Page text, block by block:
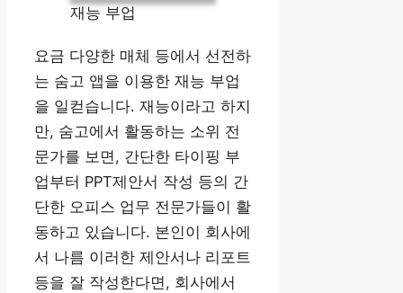
재능 부업
요금 다양한 매체 등에서 선전하
는 숨고 앱을 이용한 재능 부업
을 일컫습니다. 재능이라고 하지
만, 숨고에서 활동하는 소위 전
문가를 보면, 간단한 타이핑 부
업부터 PPT제안서 작성 등의 간
단한 오피스 업무 전문가들이 활
동하고 있습니다. 본인이 회사에
서 나름 이러한 제안서나 리포트
등을 잘 작성한다면, 회사에서